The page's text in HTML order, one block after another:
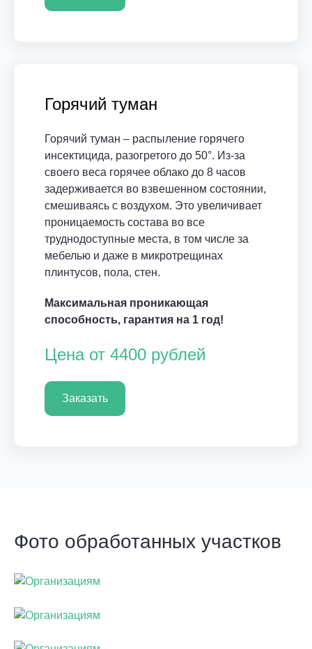
Горячий туман
Горячий туман – распыление горячего
инсектицида, разогретого до 50°. Из-за
своего веса горячее облако до 8 часов
задерживается во взвешенном состоянии,
смешиваясь с воздухом. Это увеличивает
проницаемость состава во все
труднодоступные места, в том числе за
мебелью и даже в микротрещинах
плинтусов, пола, стен.
Максимальная проникающая
способность, гарантия на 1 год!
Цена от 4400 рублей
Заказать
Фото обработанных участков